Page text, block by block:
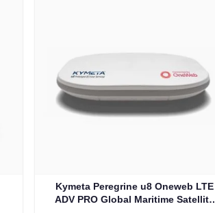
Kymeta Peregrine u8 Oneweb LTE
ADV PRO Global Maritime Satellite